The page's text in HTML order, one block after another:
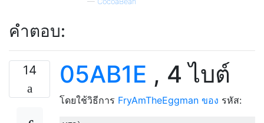
คำตอบ:
14 05AB1E , 4 ไบต์
โดยใช้วิธีการ FryAmTheEggman ของ รหัส: